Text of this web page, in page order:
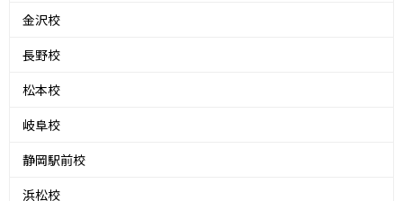
金沢校
長野校
松本校
岐阜校
静岡駅前校
浜松校